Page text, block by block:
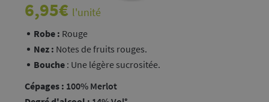
6,95€ l'unité
Robe : Rouge
Nez : Notes de fruits rouges.
Bouche: Une légère sucrositée.
Cépages : 100% Merlot